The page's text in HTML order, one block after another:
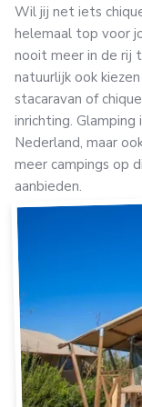
Wil jij net iets
helemaal top voor
nooit meer in de rij
natuurlijk ook
stacaravan of
inrichting. Glamping
Nederland, maar
meer campings op
aanbieden.